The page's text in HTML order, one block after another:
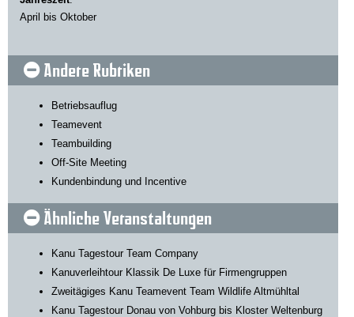
April bis Oktober
Andere Rubriken
Betriebsauflug
Teamevent
Teambuilding
Off-Site Meeting
Kundenbindung und Incentive
Ähnliche Veranstaltungen
Kanu Tagestour Team Company
Kanuverleihtour Klassik De Luxe für Firmengruppen
Zweitägiges Kanu Teamevent Team Wildlife Altmühltal
Kanu Tagestour Donau von Vohburg bis Kloster Weltenburg